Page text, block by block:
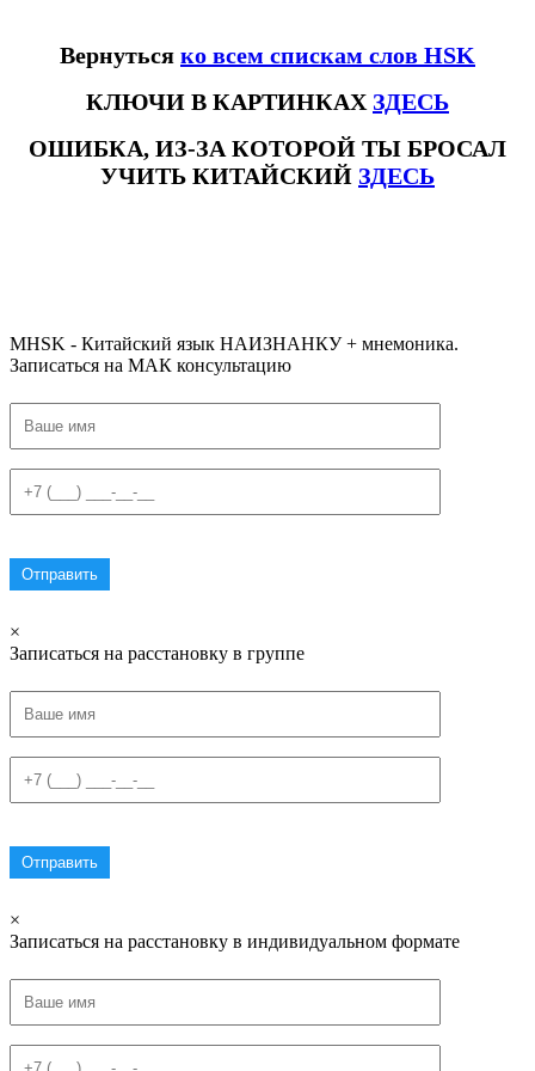
Вернуться ко всем спискам слов HSK
КЛЮЧИ В КАРТИНКАХ ЗДЕСЬ
ОШИБКА, ИЗ-ЗА КОТОРОЙ ТЫ БРОСАЛ
УЧИТЬ КИТАЙСКИЙ ЗДЕСЬ
MHSK - Китайский язык НАИЗНАНКУ + мнемоника.
Записаться на МАК консультацию
×
Записаться на расстановку в группе
×
Записаться на расстановку в индивидуальном формате